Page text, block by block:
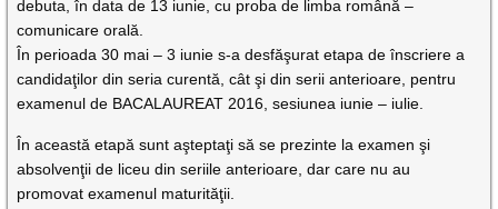
debuta, în data de 13 iunie, cu proba de limba română –
comunicare orală.
În perioada 30 mai – 3 iunie s-a desfăşurat etapa de înscriere a
candidaţilor din seria curentă, cât şi din serii anterioare, pentru
examenul de BACALAUREAT 2016, sesiunea iunie – iulie.
În această etapă sunt aşteptaţi să se prezinte la examen şi
absolvenţii de liceu din seriile anterioare, dar care nu au
promovat examenul maturităţii.